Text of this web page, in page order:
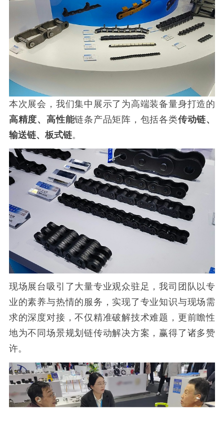
本次展会，我们集中展示了为高端装备量身打造的
高精度、高性能链条产品矩阵，包括各类传动链、
输送链、板式链。
现场展台吸引了大量专业观众驻足，我司团队以专
业的素养与热情的服务，实现了专业知识与现场需
求的深度对接，不仅精准破解技术难题，更前瞻性
地为不同场景规划链传动解决方案，赢得了诸多赞
许。